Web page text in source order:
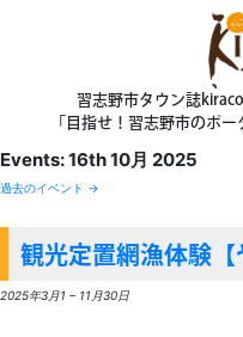
習志野市タウン誌
「目指せ！習志野市のポ
Events: 16th 10月 2025
過去のイベント →
観光定置網漁体験【
2025年3月1 – 11月30日